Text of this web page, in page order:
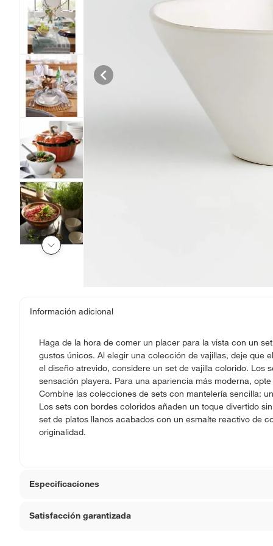
Información adicional
Haga de la hora de comer un placer para la vista con un
gustos únicos. Al elegir una colección de vajillas, deje que
el diseño atrevido, considere un set de vajilla colorido. Los
sensación playera. Para una apariencia más moderna,
Combíne las colecciones de sets con mantelería sencilla:
Los sets con bordes coloridos añaden un toque divertido
set de platos llanos acabados con un esmalte reactivo de
originalidad.
Especificaciones
Hecho en
Satisfacción garantizada